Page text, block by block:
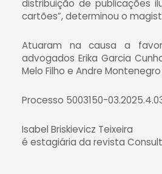
distribuição de publicações
cartões”, determinou o
Atuaram na causa a
advogados Erika Garcia
Melo Filho e Andre
Processo 5003150-
Isabel Briskievicz Teixeira
é estagiária da revista